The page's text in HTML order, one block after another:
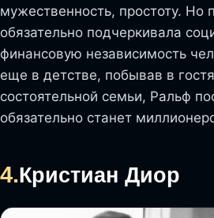
мужественность, простоту. Но
обязательно подчеркивала
финансовую независимость
еще в детстве, побывав в
состоятельной семьи, Ральф
обязательно станет
4.Кристиан Диор